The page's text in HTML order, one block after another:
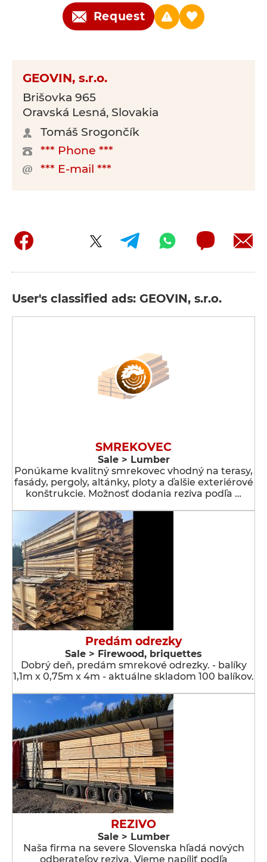
Request
GEOVIN, s.r.o.
Brišovka 965
Oravská Lesná, Slovakia
Tomáš Srogončík
*** Phone ***
*** E-mail ***
User's classified ads: GEOVIN, s.r.o.
SMREKOVEC
Sale > Lumber
Ponúkame kvalitný smrekovec vhodný na terasy,
fasády, pergoly, altánky, ploty a ďalšie exteriérové
konštrukcie. Možnosť dodania reziva podľa …
Predám odrezky
Sale > Firewood, briquettes
Dobrý deň, predám smrekové odrezky. - balíky
1,1m x 0,75m x 4m - aktuálne skladom 100 balíkov.
REZIVO
Sale > Lumber
Naša firma na severe Slovenska hľadá nových
odberateľov reziva. Vieme napíliť podľa